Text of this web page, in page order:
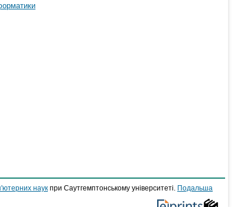
наук при Саутгемптонському університеті.
Подальша